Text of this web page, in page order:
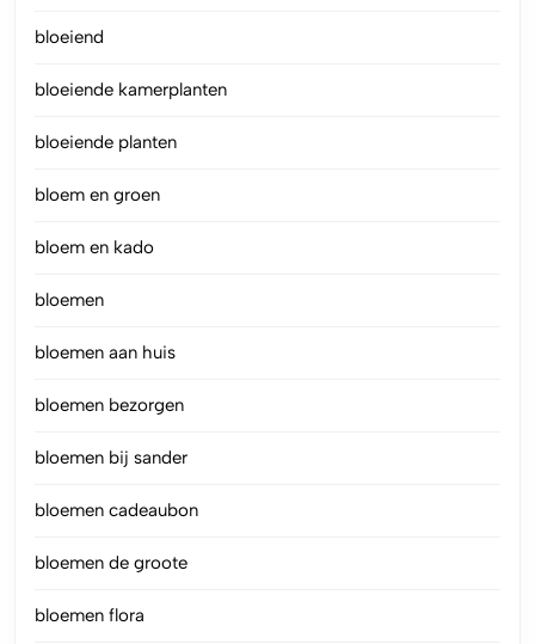
bloeiend
bloeiende kamerplanten
bloeiende planten
bloem en groen
bloem en kado
bloemen
bloemen aan huis
bloemen bezorgen
bloemen bij sander
bloemen cadeaubon
bloemen de groote
bloemen flora